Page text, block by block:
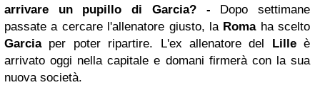
arrivare un pupillo di Garcia? - Dopo settimane
passate a cercare l'allenatore giusto, la Romaha scelto
Garciaper poter ripartire. L'ex allenatore del Lilleè
arrivato oggi nella capitale e domani firmerà con la sua
nuova società.